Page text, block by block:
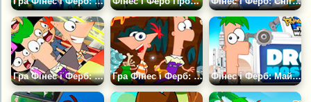
Гра Фінес і Ферб: Американські Гірки Гра Фінес і Ферб: Втеча з Міста Кротів Фінес і Ферб: Майстри Роботів